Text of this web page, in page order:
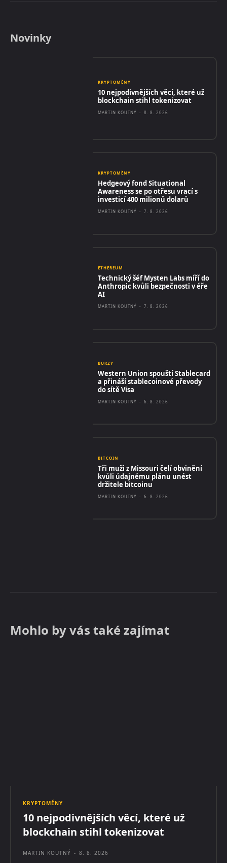
Novinky
KRYPTOMĚNY
10 nejpodivnějších věcí, které už
blockchain stihl tokenizovat
MARTIN KOUTNÝ - 8. 8. 2026
KRYPTOMĚNY
Hedgeový fond Situational
Awareness se po otřesu vrací s
investicí 400 milionů dolarů
MARTIN KOUTNÝ - 7. 8. 2026
ETHEREUM
Technický šéf Mysten Labs míří do
Anthropic kvůli bezpečnosti v éře
AI
MARTIN KOUTNÝ - 7. 8. 2026
BURZY
Western Union spouští Stablecard
a přináší stablecoinové převody
do sítě Visa
MARTIN KOUTNÝ - 6. 8. 2026
BITCOIN
Tři muži z Missouri čelí obvinění
kvůli údajnému plánu unést
držitele bitcoinu
MARTIN KOUTNÝ - 6. 8. 2026
Mohlo by vás také zajímat
KRYPTOMĚNY
10 nejpodivnějších věcí, které už
blockchain stihl tokenizovat
MARTIN KOUTNÝ - 8. 8. 2026